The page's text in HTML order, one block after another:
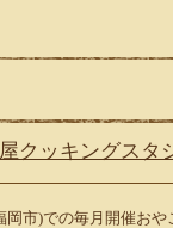
クッキングスタ
市)での毎月開催お